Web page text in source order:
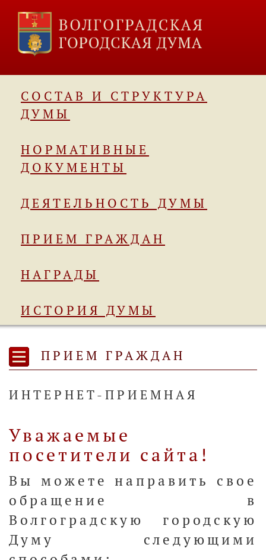
СОСТАВ И СТРУКТУРА
ДУМЫ
НОРМАТИВНЫЕ
ДОКУМЕНТЫ
ДЕЯТЕЛЬНОСТЬ ДУМЫ
ПРИЕМ ГРАЖДАН
НАГРАДЫ
ИСТОРИЯ ДУМЫ
ПРИЕМ ГРАЖДАН
ИНТЕРНЕТ-ПРИЕМНАЯ
Уважаемые
посетители сайта!
Вы можете направить свое
обращение в
Волгоградскую городскую
Думу следующими